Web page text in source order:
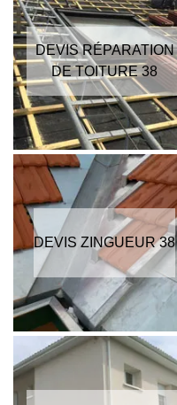
DEVIS RÉPARATION
DE TOITURE 38
DEVIS ZINGUEUR 38